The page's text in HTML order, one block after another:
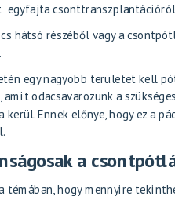
egyfajta csonttranszplantációról
hátsó részéből vagy a
egy nagyobb területet kell
odacsavarozunk a
Ennek előnye, hogy ez a
a
témában, hogy mennyire